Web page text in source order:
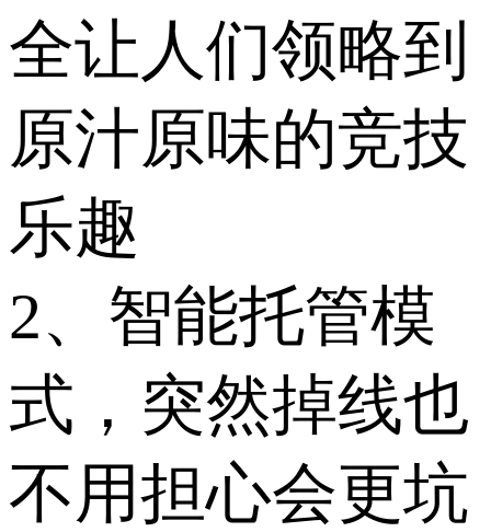
全让人们领略到
原汁原味的竞技
乐趣
2、智能托管模
式，突然掉线也
不用担心会更坑